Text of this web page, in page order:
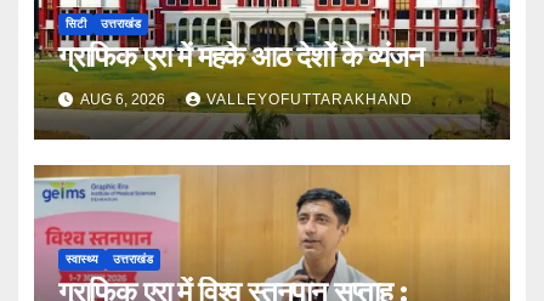
सिटी उत्तराखंड
ग्राफिक एरा में महके आठ देशों के व्यंजन
AUG 6, 2026 VALLEYOFUTTARAKHAND
स्वास्थ्य उत्तराखंड
ग्राफिक एरा में विश्व स्तनपान सप्ताह :